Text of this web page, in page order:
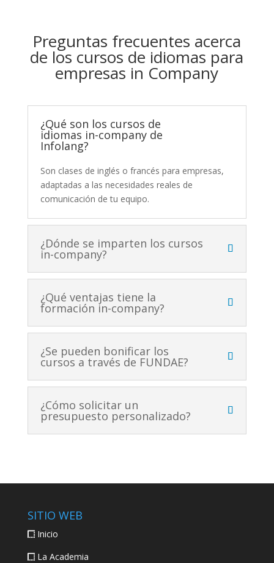
Preguntas frecuentes acerca
de los cursos de idiomas para
empresas in Company
¿Qué son los cursos de
idiomas in-company de
Infolang?
Son clases de inglés o francés para empresas,
adaptadas a las necesidades reales de
comunicación de tu equipo.
¿Dónde se imparten los cursos
in-company?
¿Qué ventajas tiene la
formación in-company?
¿Se pueden bonificar los
cursos a través de FUNDAE?
¿Cómo solicitar un
presupuesto personalizado?
SITIO WEB
Inicio
La Academia